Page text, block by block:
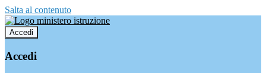
Salta al contenuto
Accedi
Accedi